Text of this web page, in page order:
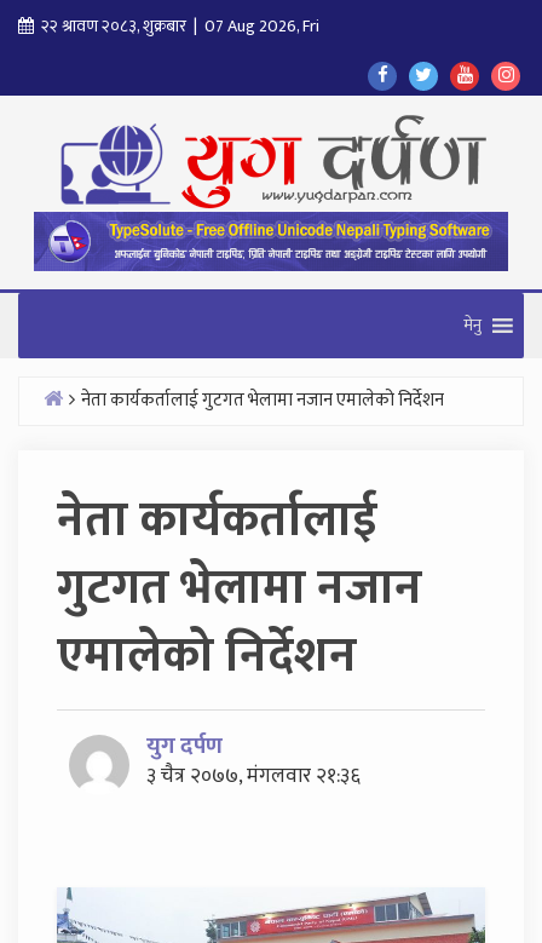
Skip २२ श्रावण २०८३, शुक्रबार | 07 Aug 2026, Fri
Find
Us
On
Facebook
Find
Us
On
Twitter
Find
Us
On
Youtube
Us
मेनु
नेता कार्यकर्तालाई गुटगत भेलामा नजान एमालेको निर्देशन
नेता कार्यकर्तालाई
गुटगत भेलामा नजान
एमालेको निर्देशन
युग दर्पण
३ चैत्र २०७७, मंगलवार २१:३६